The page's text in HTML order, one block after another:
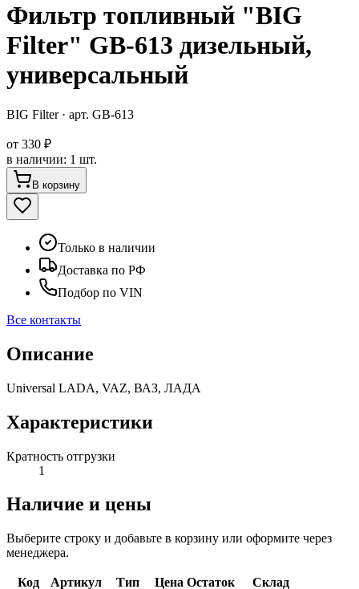
Фильтр топливный "BIG
Filter" GB-613 дизельный,
универсальный
BIG Filter· арт. GB-613
от 330 ₽
в наличии: 1 шт.
В корзину
Только в наличии
Доставка по РФ
Подбор по VIN
Все контакты
Описание
Universal LADA, VAZ, ВАЗ, ЛАДА
Характеристики
Кратность отгрузки
1
Наличие и цены
Выберите строку и добавьте в корзину или оформите через
менеджера.
Код Артикул Тип Цена Остаток Склад